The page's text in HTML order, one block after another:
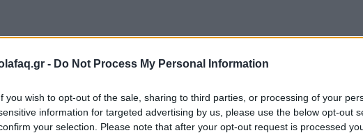
- Do Not Process My Personal Information
you wish to opt-out of the sale, sharing to third parties, or processing of your
information for targeted advertising by us, please use the below opt-out
your selection. Please note that after your opt-out request is processed
βρισκόταν στην αυλή του Λούβρου.